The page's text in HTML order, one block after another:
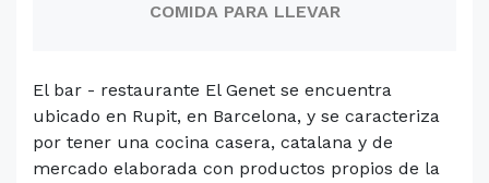
COMIDA PARA LLEVAR
El bar - restaurante El Genet se encuentra
ubicado en Rupit, en Barcelona, y se caracteriza
por tener una cocina casera, catalana y de
mercado elaborada con productos propios de la